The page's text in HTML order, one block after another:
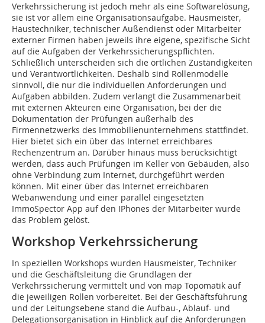
Verkehrssicherung ist jedoch mehr als eine Softwarelösung,
sie ist vor allem eine Organisationsaufgabe. Hausmeister,
Haustechniker, technischer Außendienst oder Mitarbeiter
externer Firmen haben jeweils ihre eigene, spezifische Sicht
auf die Aufgaben der Verkehrssicherungspflichten.
Schließlich unterscheiden sich die örtlichen Zuständigkeiten
und Verantwortlichkeiten. Deshalb sind Rollenmodelle
sinnvoll, die nur die individuellen Anforderungen und
Aufgaben abbilden. Zudem verlangt die Zusammenarbeit
mit externen Akteuren eine Organisation, bei der die
Dokumentation der Prüfungen außerhalb des
Firmennetzwerks des Immobilienunternehmens stattfindet.
Hier bietet sich ein über das Internet erreichbares
Rechenzentrum an. Darüber hinaus muss berücksichtigt
werden, dass auch Prüfungen im Keller von Gebäuden, also
ohne Verbindung zum Internet, durchgeführt werden
können. Mit einer über das Internet erreichbaren
Webanwendung und einer parallel eingesetzten
ImmoSpector App auf den IPhones der Mitarbeiter wurde
das Problem gelöst.
Workshop Verkehrssicherung
In speziellen Workshops wurden Hausmeister, Techniker
und die Geschäftsleitung die Grundlagen der
Verkehrssicherung vermittelt und von map Topomatik auf
die jeweiligen Rollen vorbereitet. Bei der Geschäftsführung
und der Leitungsebene stand die Aufbau-, Ablauf- und
Delegationsorganisation in Hinblick auf die Anforderungen